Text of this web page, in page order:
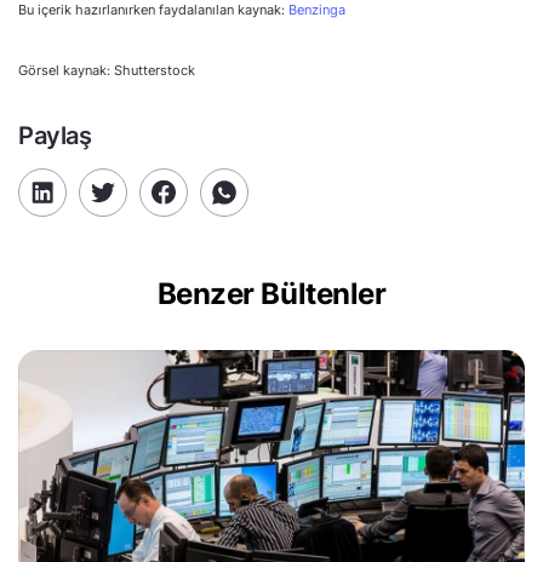
Bu içerik hazırlanırken faydalanılan kaynak: Benzinga
Görsel kaynak: Shutterstock
Paylaş
Benzer Bültenler